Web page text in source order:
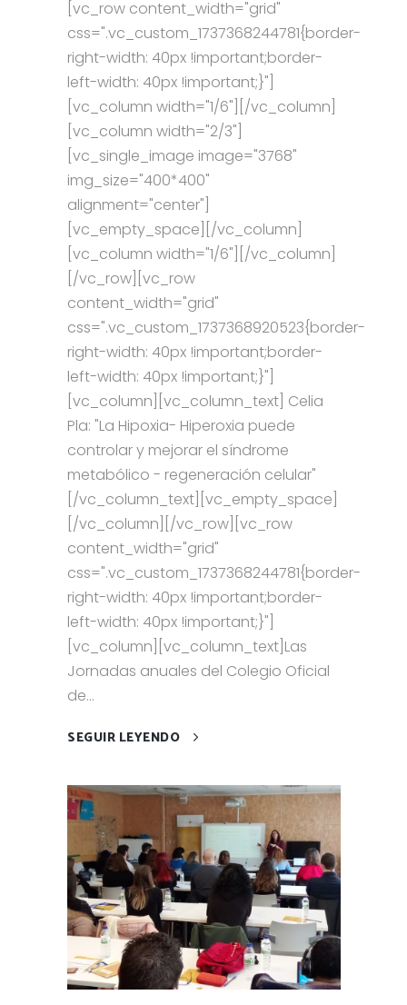
[vc_row content_width="grid"
css=".vc_custom_1737368244781{border-
right-width: 40px !important;border-
left-width: 40px !important;}"]
[vc_column width="1/6"][/vc_column]
[vc_column width="2/3"]
[vc_single_image image="3768"
img_size="400*400"
alignment="center"]
[vc_empty_space][/vc_column]
[vc_column width="1/6"][/vc_column]
[/vc_row][vc_row
content_width="grid"
css=".vc_custom_1737368920523{border-
right-width: 40px !important;border-
left-width: 40px !important;}"]
[vc_column][vc_column_text] Celia
Pla: "La Hipoxia- Hiperoxia puede
controlar y mejorar el síndrome
metabólico - regeneración celular"
[/vc_column_text][vc_empty_space]
[/vc_column][/vc_row][vc_row
content_width="grid"
css=".vc_custom_1737368244781{border-
right-width: 40px !important;border-
left-width: 40px !important;}"]
[vc_column][vc_column_text]Las
Jornadas anuales del Colegio Oficial
de...
SEGUIR LEYENDO